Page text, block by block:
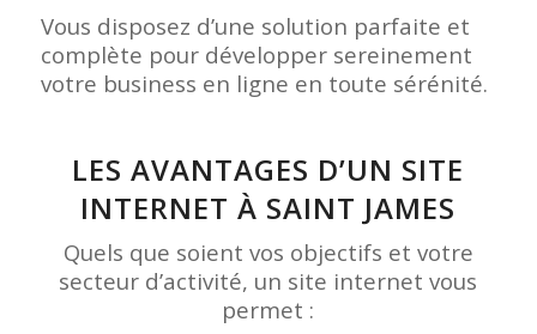
Vous disposez d’une solution parfaite et
complète pour développer sereinement
votre business en ligne en toute sérénité.
LES AVANTAGES D’UN SITE
INTERNET À SAINT JAMES
Quels que soient vos objectifs et votre
secteur d’activité, un site internet vous
permet :